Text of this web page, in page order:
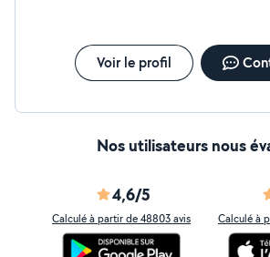
Voir le profil
Nos utilisateurs nous
4,6/5
Calculé à partir de 48803 avis Calculé à